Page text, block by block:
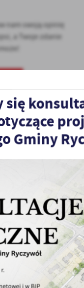
nam swoją opinię
a Twoje zdanie
o wyłożeniu do
się
Gminy